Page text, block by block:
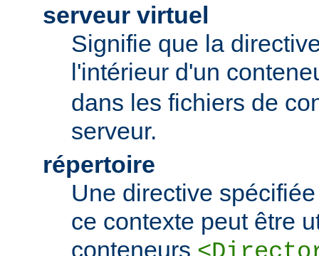
serveur virtuel
Signifie que la
l'intérieur d'un
dans les fichiers de
serveur.
répertoire
Une directive
ce contexte peut être
conteneurs